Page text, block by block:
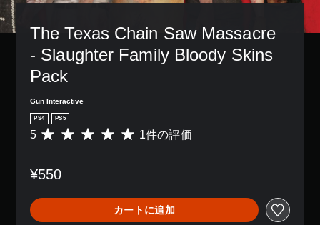
The Texas Chain Saw Massacre
- Slaughter Family Bloody Skins
Pack
Gun Interactive
PS4 PS5
評
は
、
平
5 1件の評価
¥550
カートに追加